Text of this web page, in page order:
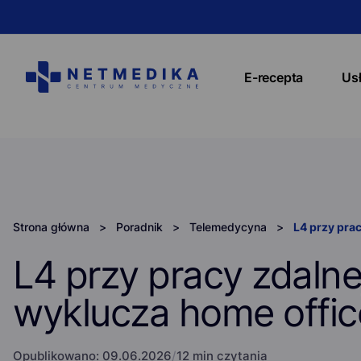
E-recepta
Strona główna > Poradnik > Telemedycyna > L4 przy
L4 przy pracy
wyklucza home
Opublikowano: 09.06.2026/12 min czytania